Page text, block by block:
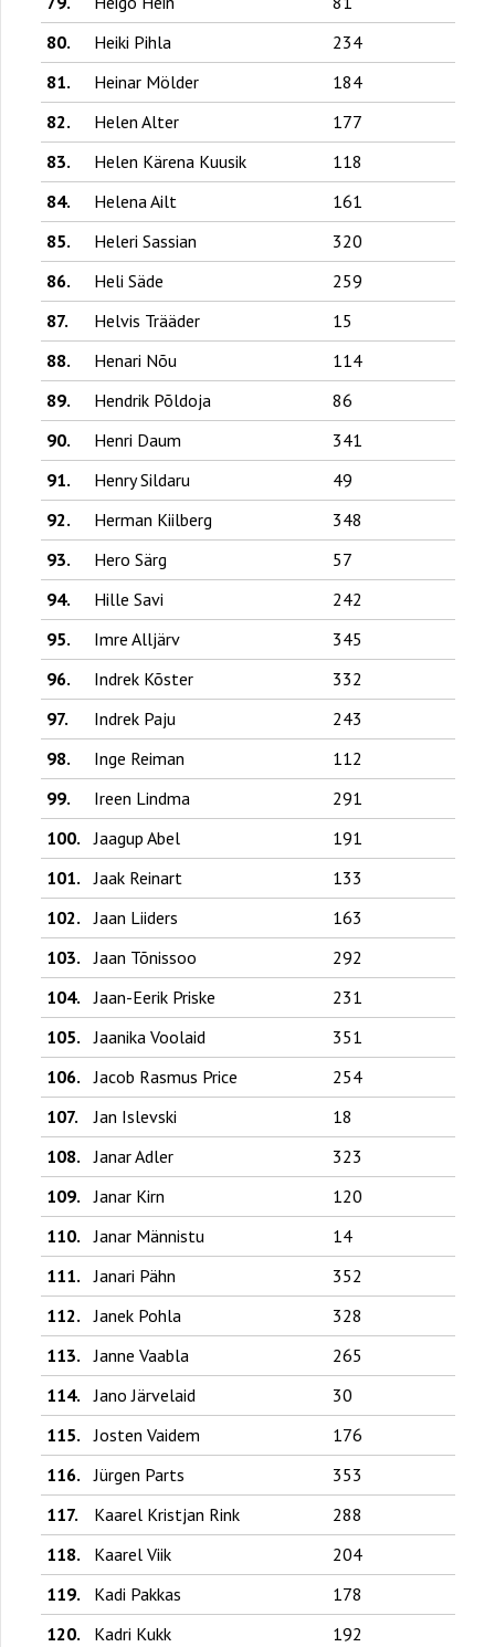
80.
Heiki Pihla
234
81.
Heinar Mölder
184
82.
Helen Alter
177
83.
Helen Kärena Kuusik
118
84.
Helena Ailt
161
85.
Heleri Sassian
320
86.
Heli Säde
259
87.
Helvis Trääder
15
88.
Henari Nõu
114
89.
Hendrik Põldoja
86
90.
Henri Daum
341
91.
Henry Sildaru
49
92.
Herman Kiilberg
348
93.
Hero Särg
57
94.
Hille Savi
242
95.
Imre Alljärv
345
96.
Indrek Kõster
332
97.
Indrek Paju
243
98.
Inge Reiman
112
99.
Ireen Lindma
291
100.
Jaagup Abel
191
101.
Jaak Reinart
133
102.
Jaan Liiders
163
103.
Jaan Tõnissoo
292
104.
Jaan-Eerik Priske
231
105.
Jaanika Voolaid
351
106.
Jacob Rasmus Price
254
107.
Jan Islevski
18
108.
Janar Adler
323
109.
Janar Kirn
120
110.
Janar Männistu
14
111.
Janari Pähn
352
112.
Janek Pohla
328
113.
Janne Vaabla
265
114.
Jano Järvelaid
30
115.
Josten Vaidem
176
116.
Jürgen Parts
353
117.
Kaarel Kristjan Rink
288
118.
Kaarel Viik
204
119.
Kadi Pakkas
178
120.
Kadri Kukk
192